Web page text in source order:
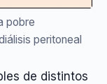
pobre
peritoneal
de distintos